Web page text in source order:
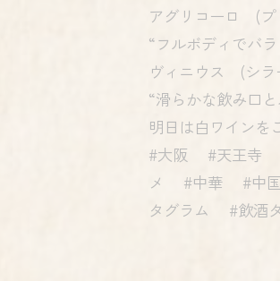
アグリコーロ (プ
“フルボディでバ
ヴィニウス (シラ
“滑らかな飲み口
明日は白ワインを
#大阪 #天王寺
メ #中華 #中
タグラム #飲